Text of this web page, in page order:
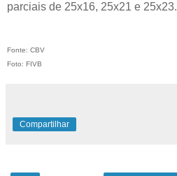
parciais de 25x16, 25x21 e 25x23.
Fonte: CBV
Foto: FIVB
Compartilhar